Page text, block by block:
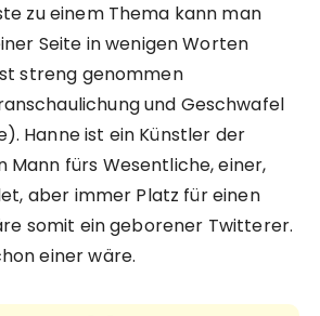
zu einem Thema kann man
Seite in wenigen Worten
streng genommen
und Geschwafel
Hanne ist ein Künstler der
Mann fürs Wesentliche, einer,
aber immer Platz für einen
somit ein geborener Twitterer.
einer wäre.